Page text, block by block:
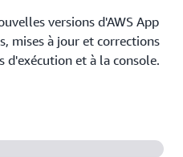
versions d'AWS App
mises à jour et corrections
d'exécution et à la console.